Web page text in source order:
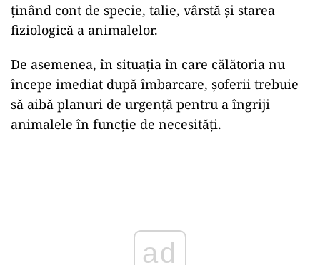
ținând cont de specie, talie, vârstă și starea
fiziologică a animalelor.
De asemenea, în situația în care călătoria nu
începe imediat după îmbarcare, șoferii trebuie
să aibă planuri de urgență pentru a îngriji
animalele în funcție de necesități.